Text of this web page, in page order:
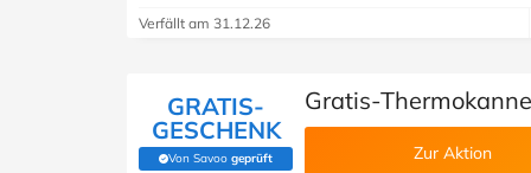
Verfällt am 31.12.26
GRATIS-
GESCHENK
Von Savoo geprüft
(Von Savoo geprüft)
Gratis-
Zur Aktion